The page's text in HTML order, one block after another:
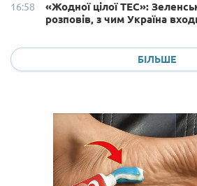
16:58
«Жодної цілої ТЕС»:
розповів, з чим Україна
БІЛЬШЕ